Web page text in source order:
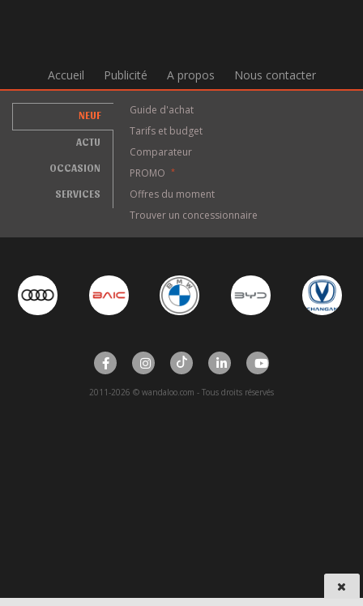
Accueil Publicité A propos Nous contacter
NEUF
ACTU
OCCASION
SERVICES
Guide d'achat
Tarifs et budget
Comparateur
PROMO
*
Offres du moment
Trouver un concessionnaire
2011-2026 © wandaloo.com - Tous droits réservés